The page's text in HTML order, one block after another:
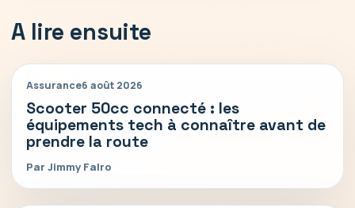
A lire ensuite
Assurance6 août 2026
Scooter 50cc connecté : les
équipements tech à connaître avant de
prendre la route
Par Jimmy Falro